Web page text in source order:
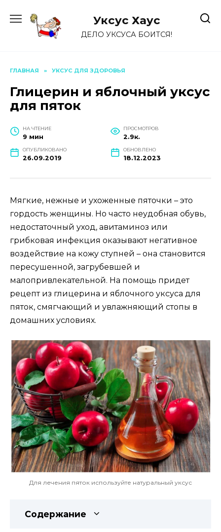
содержанию
Уксус Хауc
ДЕЛО УКСУСА БОИТСЯ!
ГЛАВНАЯ » УКСУС ДЛЯ ЗДОРОВЬЯ
Глицерин и яблочный уксус
для пяток
НА ЧТЕНИЕ
9 мин
ПРОСМОТРОВ
2.9к.
ОПУБЛИКОВАНО
26.09.2019
ОБНОВЛЕНО
18.12.2023
Мягкие, нежные и ухоженные пяточки – это
гордость женщины. Но часто неудобная обувь,
недостаточный уход, авитаминоз или
грибковая инфекция оказывают негативное
воздействие на кожу ступней – она становится
пересушенной, загрубевшей и
малопривлекательной. На помощь придет
рецепт из глицерина и яблочного уксуса для
пяток, смягчающий и увлажняющий стопы в
домашних условиях.
Для лечения пяток используйте натуральный уксус
Содержание